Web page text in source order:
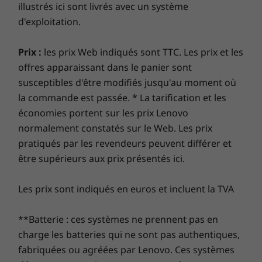
ÉNERGIE LIBÉRÉE
Efficacité
énergétique:
Renforcez votre art avec le processeur
Snapdragon
X Elite. Idéal pour les créateurs
Durabilité
Enregistré EPEAT®Gold*
Certifié ENERGY STAR
®
Boîtes d'emballage certifiées FSC
MIL-STD-810H
*Certifié EPEAT™ le cas échéant; — consultezle statut de certification par pays sur
www.epeat.net
Autres informations
Logiciels préinstallés
Dolby Access (Dolby Vision & Dolby Atmos )
Lenovo Vantage
Lenovo Smart Noise Cancellation (Elevoc)
McAfee LiveSafe (version d’essai)
votre PC grimper en flèche. Profitez d’une expérience
en ligne fluide et renforcez vos défenses. C’est l’avenir
nouveau périphérique Lenovo.
Étendez la garantie de votre ordinateur
portable
Chez Lenovo, chaque ordinateur portable bénéficie
d’une garantie d’un an sur la batterie, quelle que soit
la garantie de votre système. Mais voici ce qui change
une
Sealed Battery Warranty de 3 ans.
Bénéficiez de
trois ans d’autonomie de batterie en achetant cette
période de garantie initiale d’un an (si votre batterie
est en bon état). Mieux encore, vous bénéficiez d’une
couverture pour un remplacement de la batterie en
illustrés ici sont livrés avec un système
d'exploitation.
Prix : les prix Web indiqués sont TTC. Les prix et les
offres apparaissant dans le panier sont
susceptibles d'être modifiés jusqu'au moment où
la commande est passée. * La tarification et les
économies portent sur les prix Lenovo
normalement constatés sur le Web. Les prix
pratiqués par les revendeurs peuvent différer et
être supérieurs aux prix présentés ici.
Les prix sont indiqués en euros et incluent la TVA
**Batterie : ces systèmes ne prennent pas en
charge les batteries qui ne sont pas authentiques,
fabriquées ou agréées par Lenovo. Ces systèmes